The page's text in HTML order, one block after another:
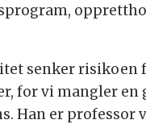
senker risikoen
for vi mangler en
Han er